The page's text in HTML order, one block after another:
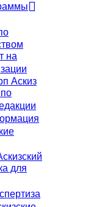
на
Аскиз
для